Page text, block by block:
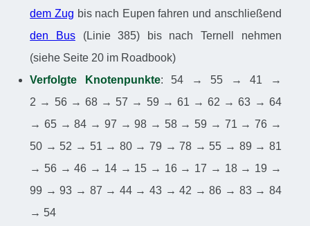
dem Zug bis nach Eupen fahren und anschließend
den Bus(Linie 385) bis nach Ternell nehmen
(siehe Seite 20 im Roadbook)
Verfolgte Knotenpunkte: 54 → 55 → 41 →
2 → 56 → 68 → 57 → 59 → 61 → 62 → 63 → 64
→ 65 → 84 → 97 → 98 → 58 → 59 → 71 → 76 →
50 → 52 → 51 → 80 → 79 → 78 → 55 → 89 → 81
→ 56 → 46 → 14 → 15 → 16 → 17 → 18 → 19 →
99 → 93 → 87 → 44 → 43 → 42 → 86 → 83 → 84
→ 54